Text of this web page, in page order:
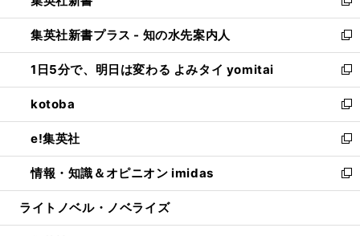
開
く
ン
ド
ウ
で
開
く
い
ウ
ィ
ン
ド
ウ
で
開
く
新
し
い
ウ
ィ
ン
ド
ウ
で
開
く
集英社新書プラス - 知の水先案内人
新
し
い
ウ
ィ
ン
ド
ウ
で
開
1日5分で、明日は変わる よみタイ yomitai
新
し
い
ウ
ィ
ン
ド
ウ
開
kotoba
新
し
い
ウ
ィ
ン
ウ
e!集英社
新
し
い
ウ
ン
情報・知識＆オピニオン imidas
新
し
ウ
ライトノベル・ノベライズ